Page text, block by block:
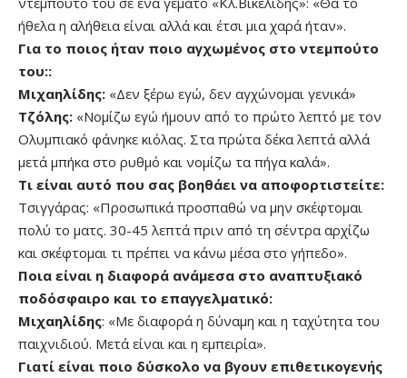
ήθελα η αλήθεια είναι αλλά και έτσι μια χαρά ήταν».
Για το ποιος ήταν ποιο αγχωμένος στο ντεμπούτο
του::
Μιχαηλίδης: «Δεν ξέρω εγώ, δεν αγχώνομαι γενικά»
Τζόλης: «Νομίζω εγώ ήμουν από το πρώτο λεπτό με τον
Ολυμπιακό φάνηκε κιόλας. Στα πρώτα δέκα λεπτά αλλά
μετά μπήκα στο ρυθμό και νομίζω τα πήγα καλά».
Τι είναι αυτό που σας βοηθάει να αποφορτιστείτε:
Τσιγγάρας: «Προσωπικά προσπαθώ να μην σκέφτομαι
πολύ το ματς. 30-45 λεπτά πριν από τη σέντρα αρχίζω
και σκέφτομαι τι πρέπει να κάνω μέσα στο γήπεδο».
Ποια είναι η διαφορά ανάμεσα στο αναπτυξιακό
ποδόσφαιρο και το επαγγελματικό:
Μιχαηλίδης: «Με διαφορά η δύναμη και η ταχύτητα του
παιχνιδιού. Μετά είναι και η εμπειρία».
Γιατί είναι ποιο δύσκολο να βγουν επιθετικογενής